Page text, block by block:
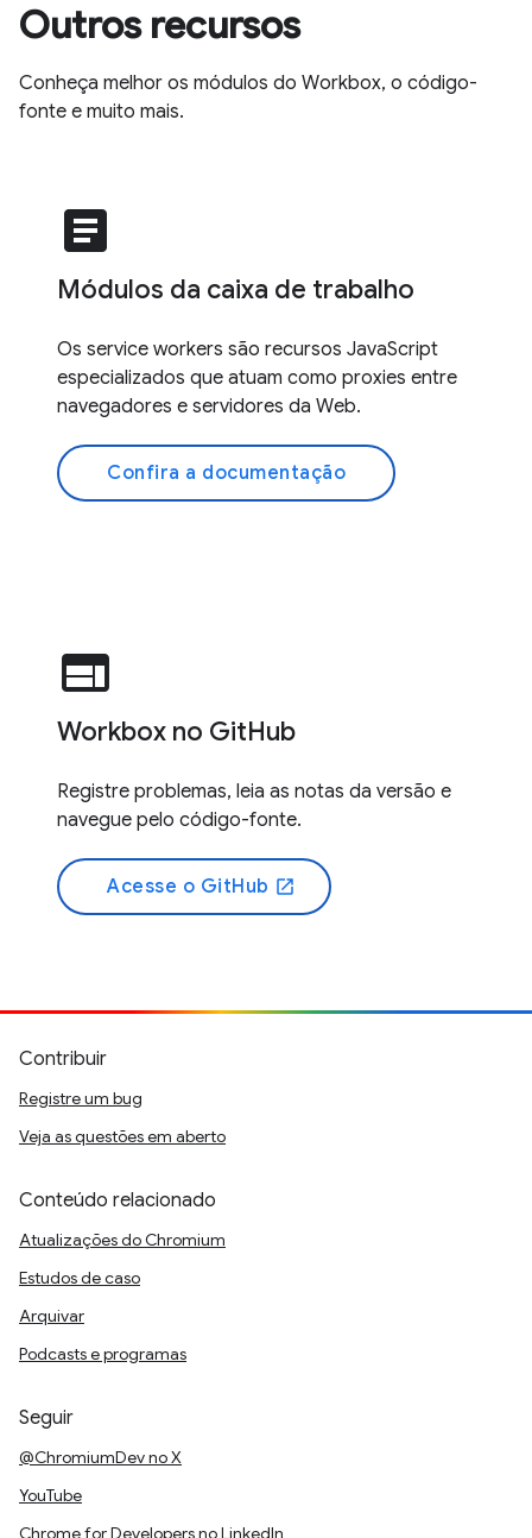
Outros recursos
Conheça melhor os módulos do Workbox, o código-
fonte e muito mais.
article
Módulos da caixa de trabalho
Os service workers são recursos JavaScript
especializados que atuam como proxies entre
navegadores e servidores da Web.
Confira a documentação
web
Workbox no GitHub
Registre problemas, leia as notas da versão e
navegue pelo código-fonte.
Acesse o GitHub open_in_new
Contribuir
Registre um bug
Veja as questões em aberto
Conteúdo relacionado
Atualizações do Chromium
Estudos de caso
Arquivar
Podcasts e programas
Seguir
@ChromiumDev no X
YouTube
Chrome for Developers no LinkedIn